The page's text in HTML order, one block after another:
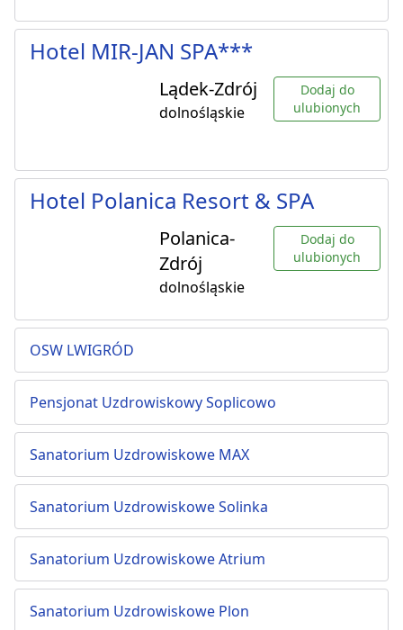
Hotel MIR-JAN SPA***
Lądek-Zdrój
dolnośląskie
Dodaj do
ulubionych
Hotel Polanica Resort & SPA
Polanica-
Zdrój
dolnośląskie
Dodaj do
ulubionych
OSW LWIGRÓD
Pensjonat Uzdrowiskowy Soplicowo
Sanatorium Uzdrowiskowe MAX
Sanatorium Uzdrowiskowe Solinka
Sanatorium Uzdrowiskowe Atrium
Sanatorium Uzdrowiskowe Plon